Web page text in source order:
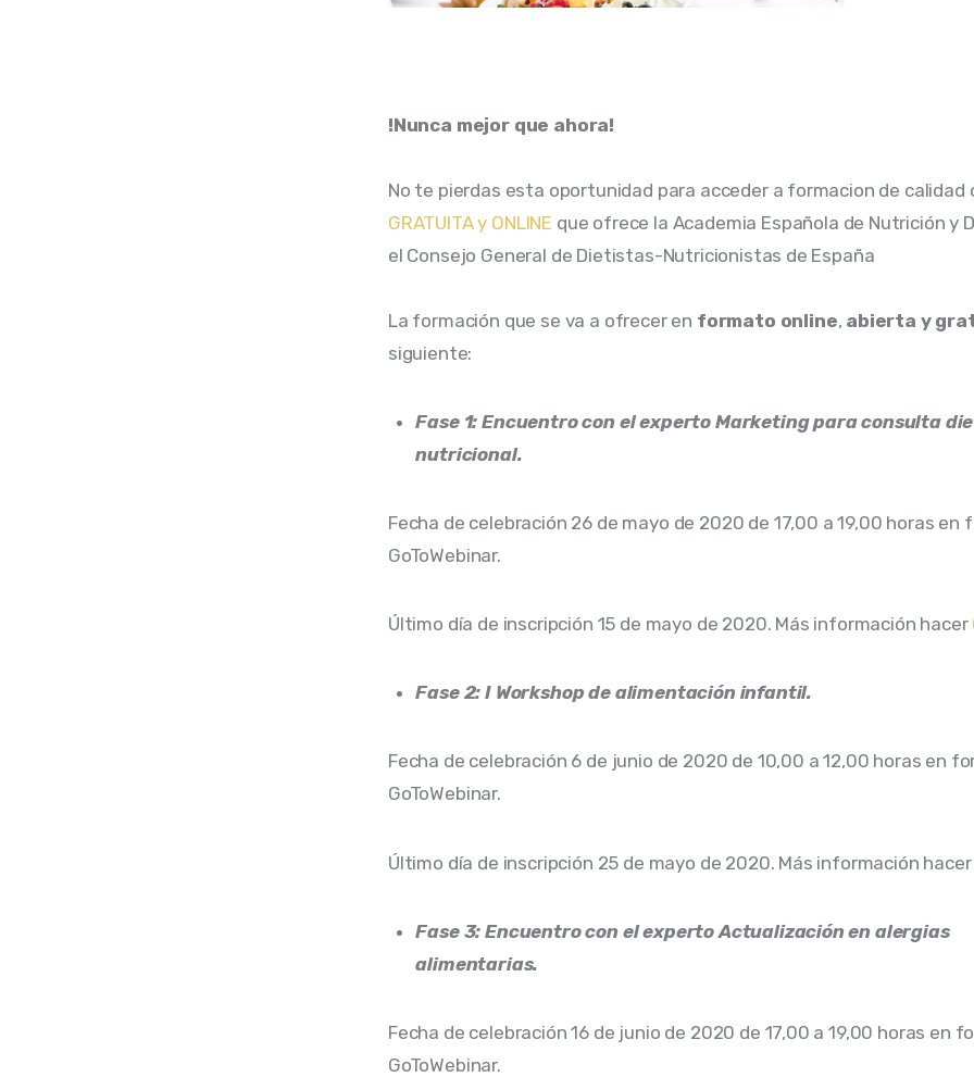
!Nunca mejor que ahora!
No te pierdas esta oportunidad para acceder a formacion de calidad
GRATUITA y ONLINE que ofrece la Academia Española de Nutrición y
el Consejo General de Dietistas-Nutricionistas de España
La formación que se va a ofrecer en formato online, abierta y
siguiente:
Fase 1: Encuentro con el experto Marketing para consulta
nutricional.
Fecha de celebración 26 de mayo de 2020 de 17,00 a 19,00 horas en
GoToWebinar.
Último día de inscripción 15 de mayo de 2020. Más información hacer
Fase 2: I Workshop de alimentación infantil.
Fecha de celebración 6 de junio de 2020 de 10,00 a 12,00 horas en
GoToWebinar.
Último día de inscripción 25 de mayo de 2020. Más información
Fase 3: Encuentro con el experto Actualización en alergias
alimentarias.
Fecha de celebración 16 de junio de 2020 de 17,00 a 19,00 horas en
GoToWebinar.